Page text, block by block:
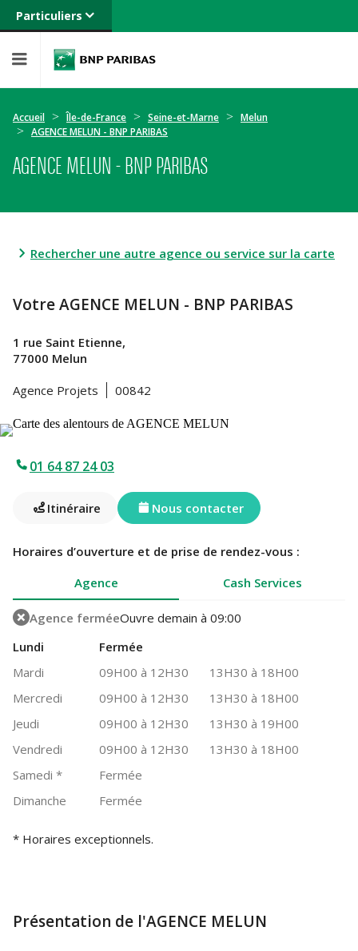
Particuliers
Banque privée
Entreprises
Accueil Île-de-France Seine-et-Marne
Melun
AGENCE MELUN - BNP PARIBAS
AGENCE MELUN - BNP PARIBAS
Rechercher une autre agence ou service sur la carte
Votre AGENCE MELUN - BNP PARIBAS
1 rue Saint Etienne,
77000 Melun
Agence Projets
00842
01 64 87 24 03
Itinéraire Nous contacter
Horaires d’ouverture et de prise de rendez-vous :
Agence
Cash Services
Agence ferméeOuvre demain à 09:00
Lundi
Fermée
Mardi
09H00 à 12H30
13H30 à 18H00
Mercredi
09H00 à 12H30
13H30 à 18H00
Jeudi
09H00 à 12H30
13H30 à 19H00
Vendredi
09H00 à 12H30
13H30 à 18H00
Samedi *
Fermée
Dimanche
Fermée
* Horaires exceptionnels.
Présentation de l'AGENCE MELUN